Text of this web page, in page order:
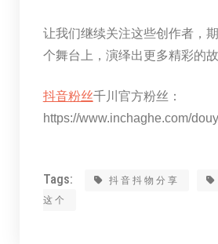
让我们继续关注这些创作者，
个舞台上，演绎出更多精彩的故
抖音粉丝千川官方粉丝：
https://www.inchaghe.com/
Tags: 抖音抖物分享
这个